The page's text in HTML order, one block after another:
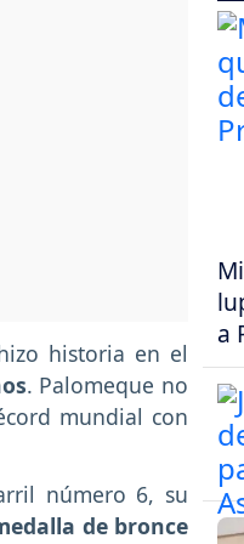
historia en el
. Palomeque no
mundial con
número 6, su
de bronce
a